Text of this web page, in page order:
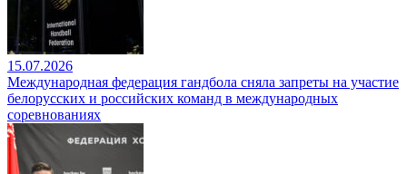
15.07.2026
Международная федерация гандбола сняла запреты на участие
белорусских и российских команд в международных
соревнованиях